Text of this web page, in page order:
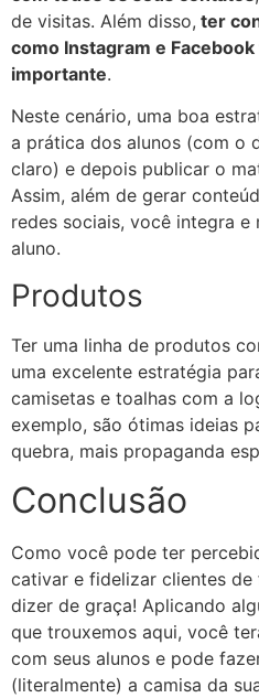
de visitas. Além disso, ter
como Instagram e
importante.
Neste cenário, uma boa
a prática dos alunos (com o
claro) e depois publicar o
Assim, além de gerar
redes sociais, você integra e
aluno.
Produtos
Ter uma linha de produtos
uma excelente estratégia
camisetas e toalhas com a
exemplo, são ótimas ideias
quebra, mais propaganda
Conclusão
Como você pode ter
cativar e fidelizar clientes de
dizer de graça! Aplicando
que trouxemos aqui, você
com seus alunos e pode
(literalmente) a camisa da